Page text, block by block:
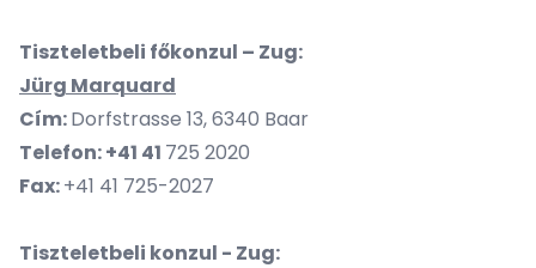
Tiszteletbeli főkonzul – Zug:
Jürg Marquard
Cím:Dorfstrasse 13, 6340 Baar
Telefon: +41 41 725 2020
Fax:+41 41 725-2027
Tiszteletbeli konzul - Zug: